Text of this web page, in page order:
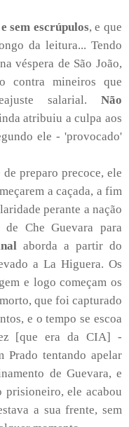
sem escrúpulos, e que
da leitura... Tendo
véspera de São João,
contra mineiros que
salarial. Não
atribuiu a culpa aos
ele - 'provocado'
preparo precoce, ele
a caçada, a fim
perante a nação
de Che Guevara para
aborda a partir do
a La Higuera. Os
e logo começam os
que foi capturado
e o tempo se escoa
[que era da CIA] -
Prado tentando apelar
de Guevara, e
prisioneiro, ele acabou
a sua frente, sem